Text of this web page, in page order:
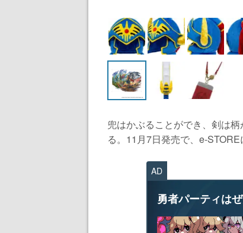
兜はかぶることができ、剣は
る。11月7日発売で、e-
AD
勇者パーティは